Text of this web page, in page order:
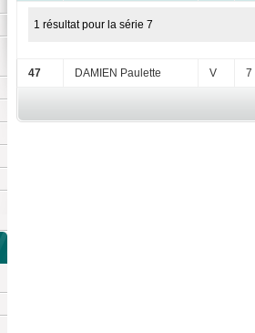
1 résultat pour la série 7
47 DAMIEN Paulette V 7